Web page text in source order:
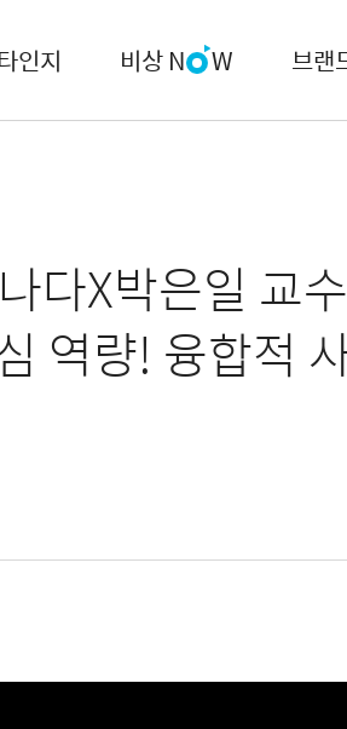
인지 비상 N W 브랜
다X박은일 교
역량! 융합적